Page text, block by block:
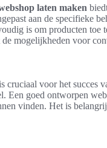
laten maken
aan de specifieke
is om producten toe
mogelijkheden voor
cruciaal voor het succes
Een goed ontworpen
vinden. Het is